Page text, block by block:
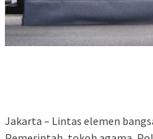
Jakarta – Lintas elemen